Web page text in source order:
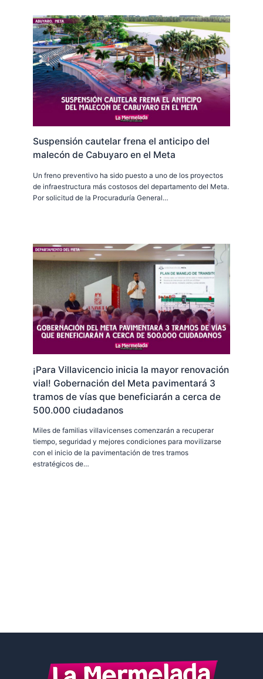
Suspensión cautelar frena el anticipo del
malecón de Cabuyaro en el Meta
Un freno preventivo ha sido puesto a uno de los proyectos
de infraestructura más costosos del departamento del Meta.
Por solicitud de la Procuraduría General…
¡Para Villavicencio inicia la mayor renovación
vial! Gobernación del Meta pavimentará 3
tramos de vías que beneficiarán a cerca de
500.000 ciudadanos
Miles de familias villavicenses comenzarán a recuperar
tiempo, seguridad y mejores condiciones para movilizarse
con el inicio de la pavimentación de tres tramos
estratégicos de…